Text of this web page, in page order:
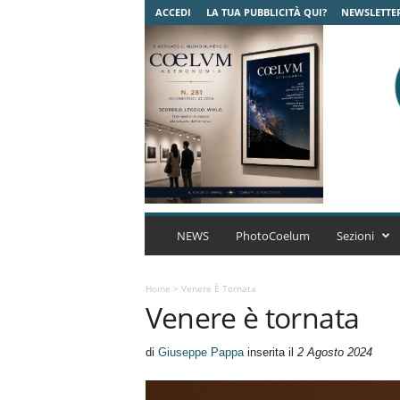
ACCEDI LA TUA PUBBLICITÀ QUI?
C
A
r
NEWS PhotoCoelum Sezioni
Home > Venere È Tornata
Venere è tornata
di Giuseppe Pappainserita il 2 Agosto 2024